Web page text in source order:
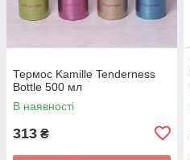
Термос Kamille Tenderness
Bottle 500 мл
В наявності
313 ₴